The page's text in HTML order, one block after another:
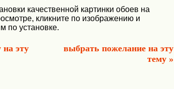
качественной картинки обоев на
кликните по изображению и
по установке.
эту
выбрать пожелание на эту
тему »